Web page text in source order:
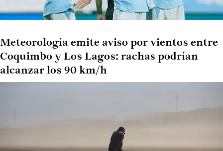
Meteorología emite aviso por vientos entre
Coquimbo y Los Lagos: rachas podrían
alcanzar los 90 km/h